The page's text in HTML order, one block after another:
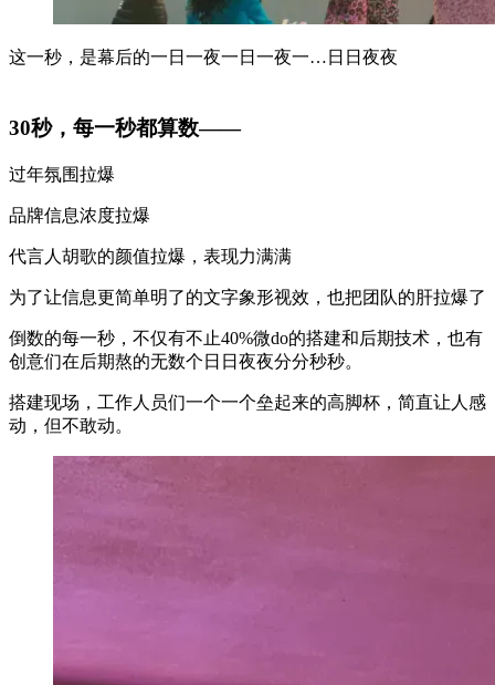
这一秒，是幕后的一日一夜一日一夜一…日日夜夜
30秒，每一秒都算数——
过年氛围拉爆
品牌信息浓度拉爆
代言人胡歌的颜值拉爆，表现力满满
为了让信息更简单明了的文字象形视效，也把团队的肝拉爆了
倒数的每一秒，不仅有不止40%微do的搭建和后期技术，也有
创意们在后期熬的无数个日日夜夜分分秒秒。
搭建现场，工作人员们一个一个垒起来的高脚杯，简直让人感
动，但不敢动。